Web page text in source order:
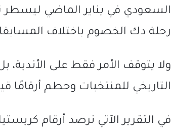
السعودي في يناير الماضي ليسطر
رحلة دك الخصوم باختلاف
ولا يتوقف الأمر فقط على الأندية،
التاريخي للمنتخبات وحطم
في التقرير الآتي نرصد أرقام